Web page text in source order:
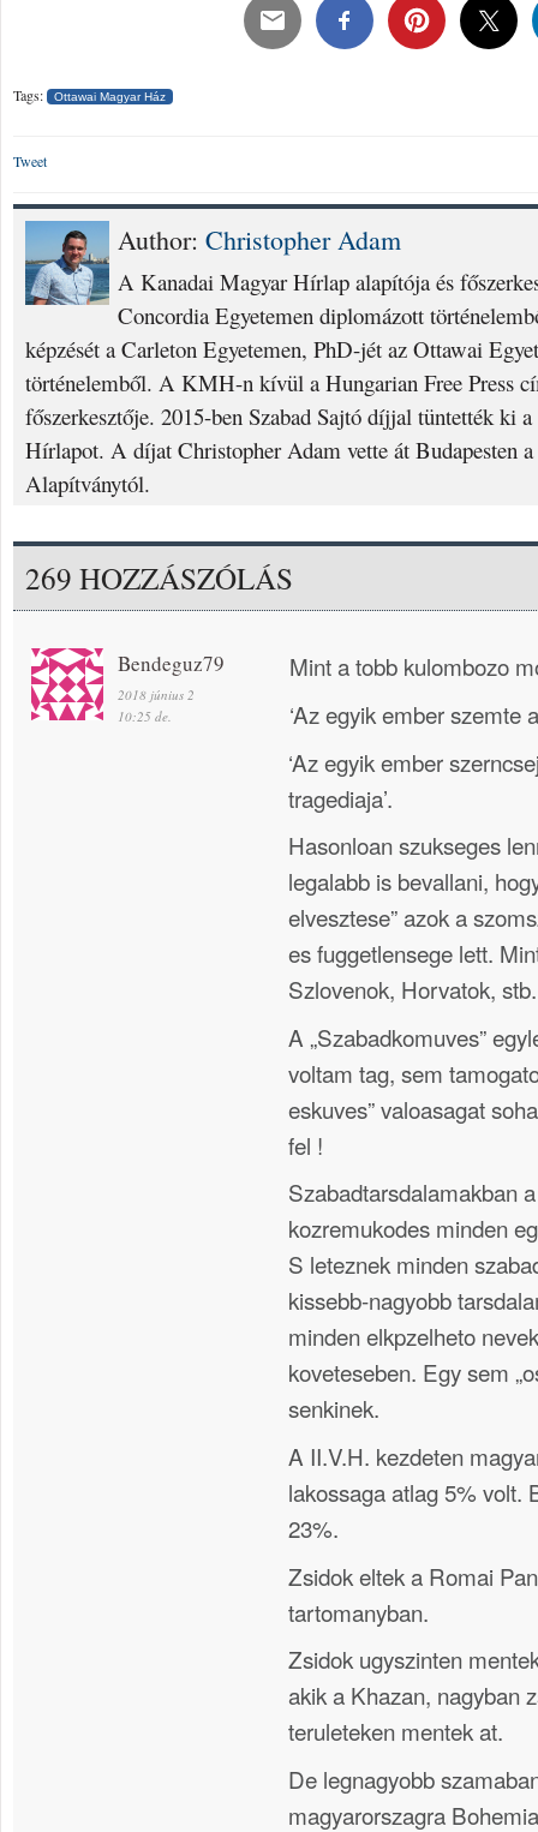
Tags: Ottawai Magyar Ház
Tweet
Author: Christopher Adam
A Kanadai Magyar Hírlap alapítója és
Concordia Egyetemen diplomázott
képzését a Carleton Egyetemen, PhD-jét az Ottawai
történelemből. A KMH-n kívül a Hungarian Free Press
főszerkesztője. 2015-ben Szabad Sajtó díjjal tüntették ki
Hírlapot. A díjat Christopher Adam vette át Budapesten a
Alapítványtól.
269 HOZZÁSZÓLÁS
Bendeguz79
2018 június 2
10:25 de.
Mint a tobb kulombozo
‘Az egyik ember szemte
‘Az egyik ember
tragediaja’.
Hasonloan szukseges
legalabb is bevallani,
elvesztese” azok a
es fuggetlensege lett.
Szlovenok, Horvatok, stb.
A „Szabadkomuves”
voltam tag, sem
eskuves” valoasagat
fel !
Szabadtarsdalamakban
kozremukodes minden
S leteznek minden
kissebb-nagyobb
minden elkpzelheto
koveteseben. Egy sem
senkinek.
A II.V.H. kezdeten
lakossaga atlag 5% volt.
23%.
Zsidok eltek a Romai
tartomanyban.
Zsidok ugyszinten
akik a Khazan, nagyban
teruleteken mentek at.
De legnagyobb
magyarorszagra